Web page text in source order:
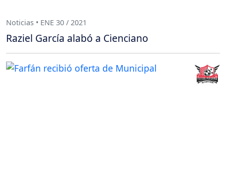
Noticias • ENE 30 / 2021
Raziel García alabó a Cienciano